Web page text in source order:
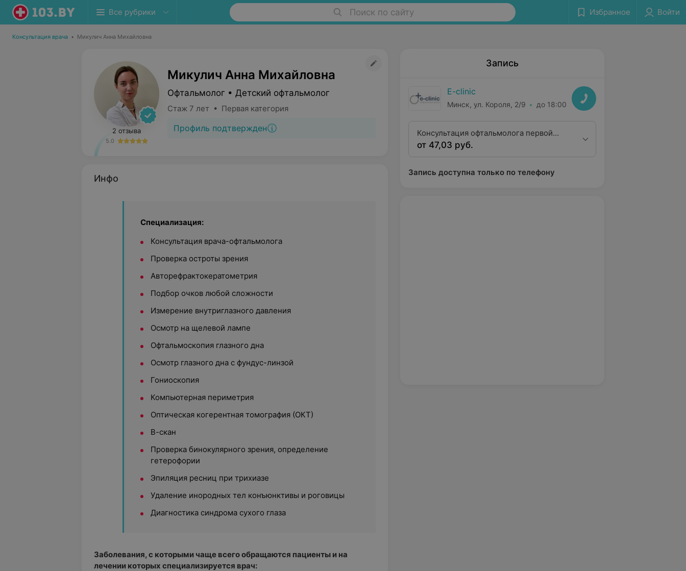
Все рубрики Поиск по сайту Избранное Войти
Консультация врача • Микулич Анна Михайловна
2 отзыва
5.0
Микулич Анна Михайловна
Офтальмолог • Детский офтальмолог
Стаж 7 лет • Первая категория
Профиль подтвержден
Инфо
Специализация:
Консультация врача-офтальмолога
Проверка остроты зрения
Авторефрактокератометрия
Подбор очков любой сложности
Измерение внутриглазного давления
Осмотр на щелевой лампе
Офтальмоскопия глазного дна
Осмотр глазного дна с фундус-линзой
Гониоскопия
Компьютерная периметрия
Оптическая когерентная томография (ОКТ)
В-скан
Проверка бинокулярного зрения, определение
гетерофории
Эпиляция ресниц при трихиазе
Удаление инородных тел конъюнктивы и роговицы
Диагностика синдрома сухого глаза
Заболевания, с которыми чаще всего обращаются пациенты и на
лечении которых специализируется врач:
Запись
E-clinic
Минск, ул. Короля, 2/9 до 18:00
Консультация офтальмолога первой
категории
от 47,03 руб.
Запись доступна только по телефону